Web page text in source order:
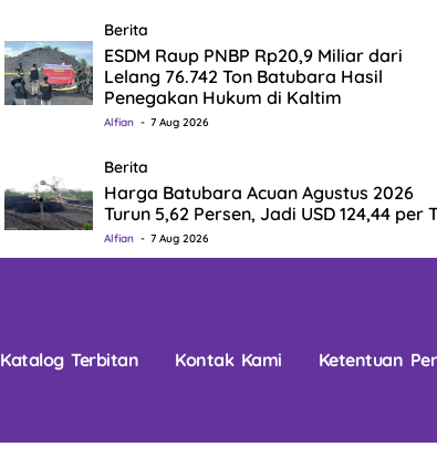
Berita
ESDM Raup PNBP Rp20,9 Miliar dari
Lelang 76.742 Ton Batubara Hasil
Penegakan Hukum di Kaltim
Alfian 7 Aug 2026
Berita
Harga Batubara Acuan Agustus 2026
Turun 5,62 Persen, Jadi USD 124,44 per
Alfian 7 Aug 2026
Katalog Terbitan Kontak Kami Ketentuan